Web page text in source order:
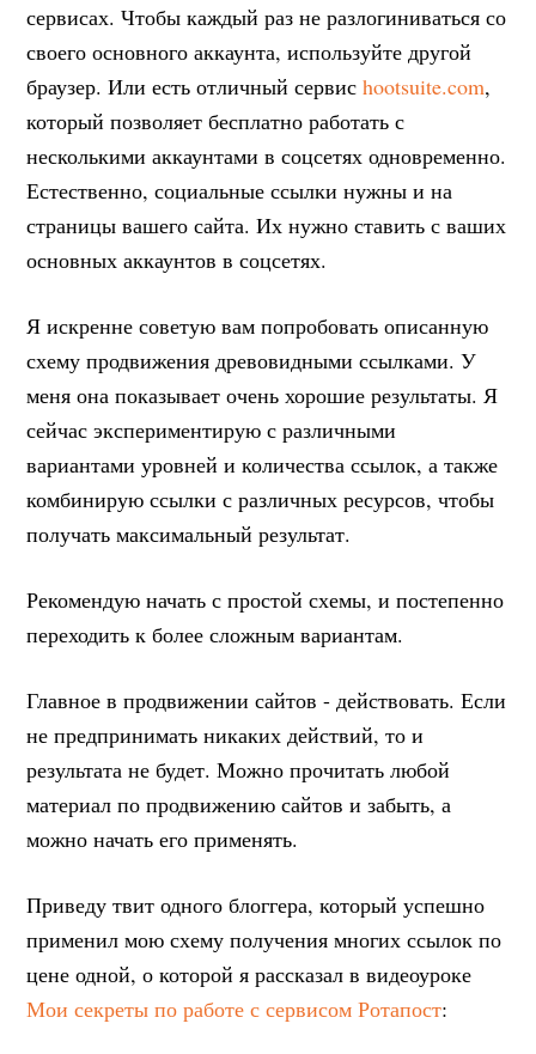
сервисах. Чтобы каждый раз не разлогиниваться со
своего основного аккаунта, используйте другой
браузер. Или есть отличный сервисhootsuite.com,
который позволяет бесплатно работать с
несколькими аккаунтами в соцсетях одновременно.
Естественно, социальные ссылки нужны и на
страницы вашего сайта. Их нужно ставить с ваших
основных аккаунтов в соцсетях.
Я искренне советую вам попробовать описанную
схему продвижения древовидными ссылками. У
меня она показывает очень хорошие результаты. Я
сейчас экспериментирую с различными
вариантами уровней и количества ссылок, а также
комбинирую ссылки с различных ресурсов, чтобы
получать максимальный результат.
Рекомендую начать с простой схемы, и постепенно
переходить к более сложным вариантам.
Главное в продвижении сайтов - действовать. Если
не предпринимать никаких действий, то и
результата не будет. Можно прочитать любой
материал по продвижению сайтов и забыть, а
можно начать его применять.
Приведу твит одного блоггера, который успешно
применил мою схему получения многих ссылок по
цене одной, о которой я рассказал в видеоуроке
Мои секреты по работе с сервисом Ротапост: